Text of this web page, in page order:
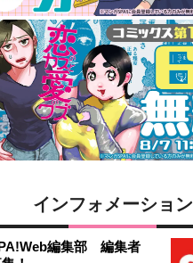
インフォメーション
編集部 編集者